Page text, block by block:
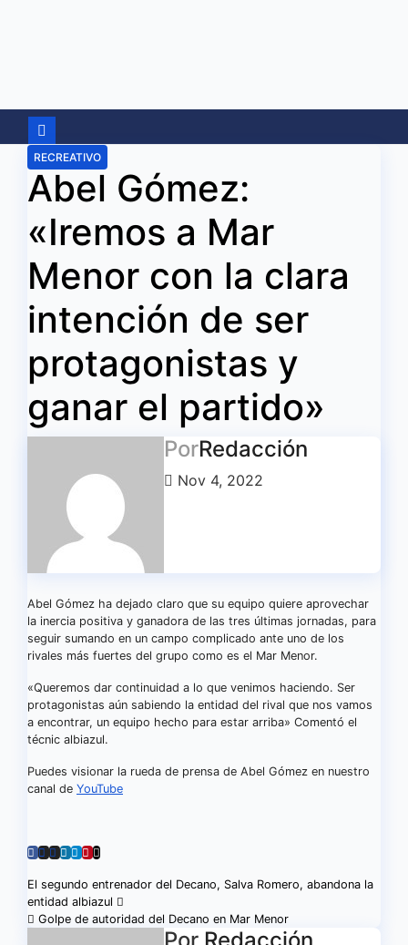
RECREATIVO
Abel Gómez:
«Iremos a Mar
Menor con la clara
intención de ser
protagonistas y
ganar el partido»
PorRedacción
Nov 4, 2022
Abel Gómez ha dejado claro que su equipo quiere aprovechar
la inercia positiva y ganadora de las tres últimas jornadas, para
seguir sumando en un campo complicado ante uno de los
rivales más fuertes del grupo como es el Mar Menor.
«Queremos dar continuidad a lo que venimos haciendo. Ser
protagonistas aún sabiendo la entidad del rival que nos vamos
a encontrar, un equipo hecho para estar arriba» Comentó el
técnic albiazul.
Puedes visionar la rueda de prensa de Abel Gómez en nuestro
canal de YouTube
Navegación
de
El segundo entrenador del Decano, Salva Romero, abandona la
entidad albiazul
Golpe de autoridad del Decano en Mar Menor